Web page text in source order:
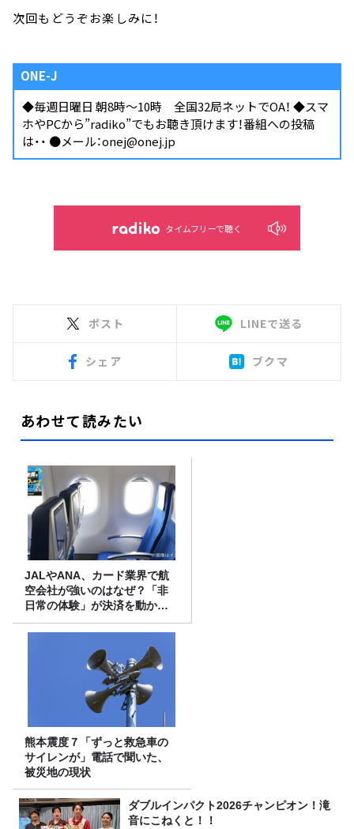
次回もどうぞお楽しみに！
ONE-J
◆毎週日曜日 朝8時～10時 全国32局ネットでOA！ ◆スマ
ホやPCから”radiko”でもお聴き頂けます！番組への投稿
は・・ ●メール：onej@onej.jp
タイムフリーで聴く
ポスト LINEで送る
シェア ブクマ
あわせて読みたい
JALやANA、カード業界で航
空会社が強いのはなぜ？「非
日常の体験」が決済を動かす
理由
熊本震度７「ずっと救急車の
サイレンが」電話で聞いた、
被災地の現状
ダブルインパクト2026チャンピオン！滝
音にこねくと！！